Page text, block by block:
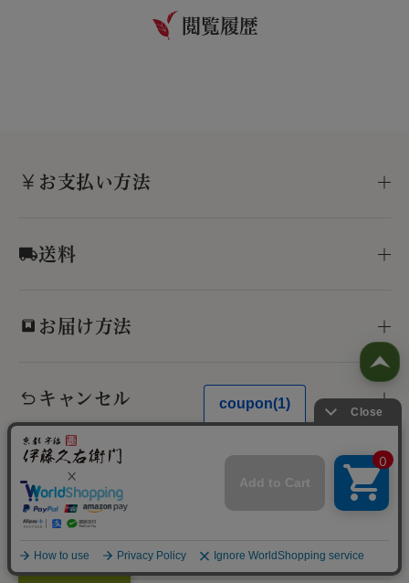
閲覧履歴
お支払い方法
送料
お届け方法
キャンセル
お届けまでの流れ